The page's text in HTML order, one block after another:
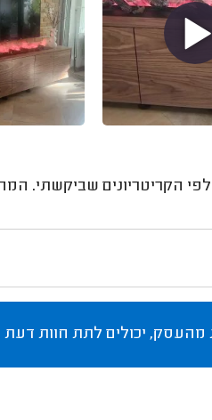
הקריטריונים שביקשתי.
מהעסק, יכולים לתת חוות דעת